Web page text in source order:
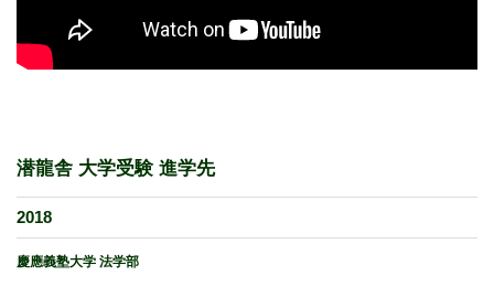
潜龍舎 大学受験 進学先
2018
慶應義塾大学 法学部